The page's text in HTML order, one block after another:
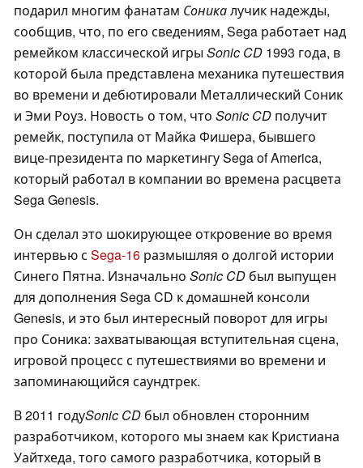
подарил многим фанатам Соникалучик надежды,
сообщив, что, по его сведениям, Sega работает над
ремейком классической игры Sonic CD 1993 года, в
которой была представлена механика путешествия
во времени и дебютировали Металлический Соник
и Эми Роуз. Новость о том, что Sonic CD получит
ремейк, поступила от Майка Фишера, бывшего
вице-президента по маркетингу Sega of America,
который работал в компании во времена расцвета
Sega Genesis.
Он сделал это шокирующее откровение во время
интервью с Sega-16 размышляя о долгой истории
Синего Пятна. Изначально Sonic CD был выпущен
для дополнения Sega CD к домашней консоли
Genesis, и это был интересный поворот для игры
про Соника: захватывающая вступительная сцена,
игровой процесс с путешествиями во времени и
запоминающийся саундтрек.
В 2011 годуSonic CD был обновлен сторонним
разработчиком, которого мы знаем как Кристиана
Уайтхеда, того самого разработчика, который в